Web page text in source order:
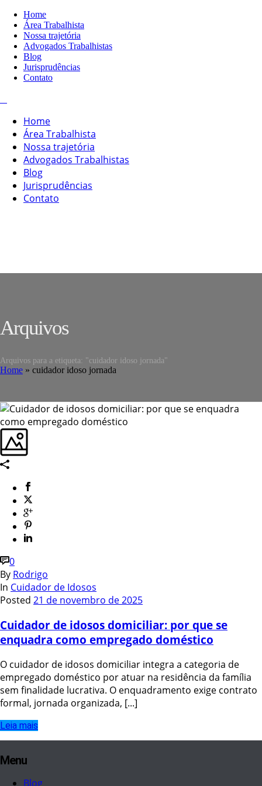
Home
Área Trabalhista
Nossa trajetória
Advogados Trabalhistas
Blog
Jurisprudências
Contato
Home
Área Trabalhista
Nossa trajetória
Advogados Trabalhistas
Blog
Jurisprudências
Contato
Arquivos
Arquivos para a etiqueta: "cuidador idoso jornada"
Home » cuidador idoso jornada
0
By Rodrigo
In Cuidador de Idosos
Posted 21 de novembro de 2025
Cuidador de idosos domiciliar: por que se
enquadra como empregado doméstico
O cuidador de idosos domiciliar integra a categoria de
empregado doméstico por atuar na residência da família
sem finalidade lucrativa. O enquadramento exige contrato
formal, jornada organizada, [...]
Leia mais
Menu
Blog